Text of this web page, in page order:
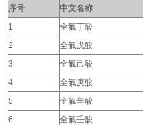
序号
中文名称
1
全氟丁酸
2
全氟戊酸
3
全氟己酸
4
全氟庚酸
5
全氟辛酸
6
全氟壬酸